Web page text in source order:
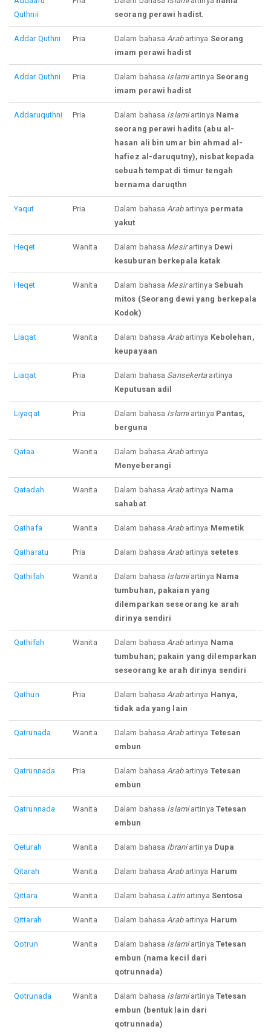
Quthnii
seorang perawi hadist.
Addar Quthni Pria Dalam bahasaArabartinya Seorang
imam perawi hadist
Addar Quthni Pria Dalam bahasa Islamiartinya Seorang
imam perawi hadist
Addaruquthni Pria Dalam bahasa Islamiartinya Nama
seorang perawi hadits (abu al-
hasan ali bin umar bin ahmad al-
hafiez al-daruqutny), nisbat kepada
sebuah tempat di timur tengah
bernama daruqthn
Yaqut Pria Dalam bahasaArabartinya permata
yakut
Heqet Wanita Dalam bahasa Mesirartinya Dewi
kesuburan berkepala katak
Heqet Wanita Dalam bahasa Mesirartinya Sebuah
mitos (Seorang dewi yang berkepala
Kodok)
Liaqat Wanita Dalam bahasaArabartinya Kebolehan,
keupayaan
Liaqat Pria Dalam bahasa Sansekertaartinya
Keputusan adil
Liyaqat Pria Dalam bahasa Islamiartinya Pantas,
berguna
Qataa Wanita Dalam bahasaArabartinya
Menyeberangi
Qatadah Wanita Dalam bahasaArabartinya Nama
sahabat
Qathafa Wanita Dalam bahasaArabartinya Memetik
Qatharatu Pria Dalam bahasaArabartinya setetes
Qathifah Wanita Dalam bahasa Islamiartinya Nama
tumbuhan, pakaian yang
dilemparkan seseorang ke arah
dirinya sendiri
Qathifah Wanita Dalam bahasaArabartinya Nama
tumbuhan; pakain yang dilemparkan
seseorang ke arah dirinya sendiri
Qathun Pria Dalam bahasaArabartinya Hanya,
tidak ada yang lain
Qatrunada Wanita Dalam bahasaArabartinya Tetesan
embun
Qatrunnada Pria Dalam bahasaArabartinya Tetesan
embun
Qatrunnada Wanita Dalam bahasa Islamiartinya Tetesan
embun
Qeturah Wanita Dalam bahasa Ibraniartinya Dupa
Qitarah Wanita Dalam bahasaArabartinya Harum
Qittara Wanita Dalam bahasa Latinartinya Sentosa
Qittarah Wanita Dalam bahasaArabartinya Harum
Qotrun Wanita Dalam bahasa Islamiartinya Tetesan
embun (nama kecil dari
qotrunnada)
Qotrunada Wanita Dalam bahasa Islamiartinya Tetesan
embun (bentuk lain dari
qotrunnada)